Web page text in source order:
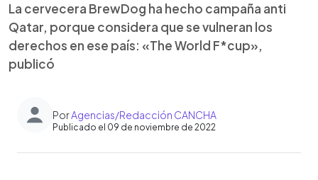
La cervecera BrewDog ha hecho campaña anti
Qatar, porque considera que se vulneran los
derechos en ese país: «The World F*cup»,
publicó
PorAgencias/Redacción CANCHA
Publicado el 09 de noviembre de 2022